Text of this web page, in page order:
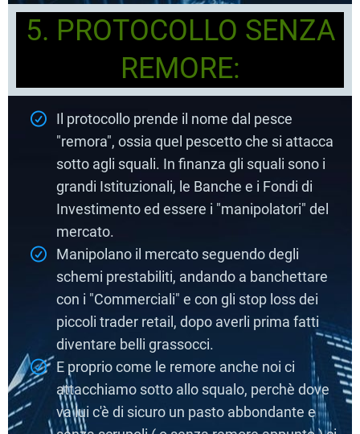
5. PROTOCOLLO SENZA
REMORE:
Il protocollo prende il nome dal pesce
"remora", ossia quel pescetto che si attacca
sotto agli squali. In finanza gli squali sono i
grandi Istituzionali, le Banche e i Fondi di
Investimento ed essere i "manipolatori" del
mercato.
Manipolano il mercato seguendo degli
schemi prestabiliti, andando a banchettare
con i "Commerciali" e con gli stop loss dei
piccoli trader retail, dopo averli prima fatti
diventare belli grassocci.
E proprio come le remore anche noi ci
attacchiamo sotto allo squalo, perchè dove
va lui c'è di sicuro un pasto abbondante e